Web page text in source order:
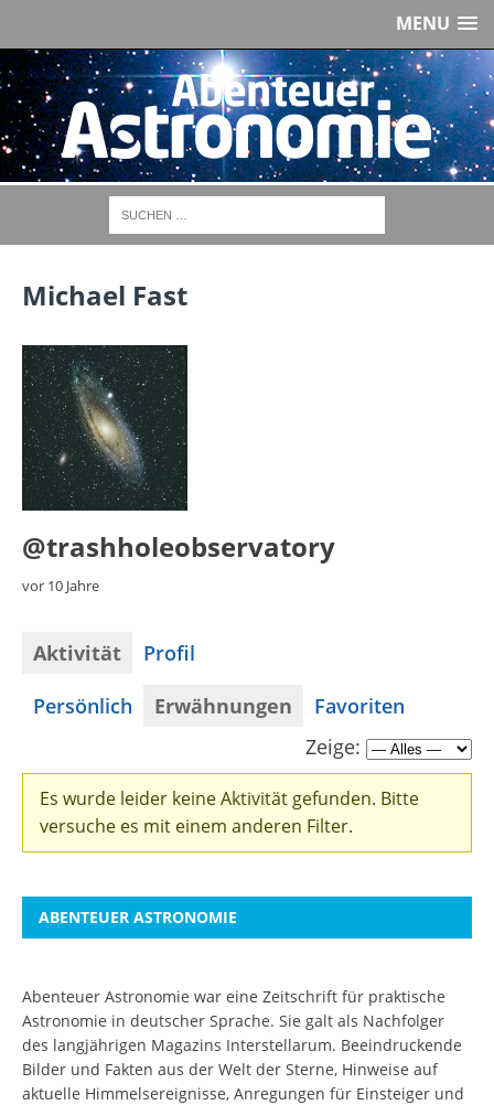
MENU
Michael Fast
@trashholeobservatory
vor 10 Jahre
Aktivität
Profil
Persönlich
Erwähnungen
Favoriten
Zeige:
Es wurde leider keine Aktivität gefunden. Bitte
versuche es mit einem anderen Filter.
ABENTEUER ASTRONOMIE
Abenteuer Astronomie war eine Zeitschrift für praktische
Astronomie in deutscher Sprache. Sie galt als Nachfolger
des langjährigen Magazins Interstellarum. Beeindruckende
Bilder und Fakten aus der Welt der Sterne, Hinweise auf
aktuelle Himmelsereignisse, Anregungen für Einsteiger und